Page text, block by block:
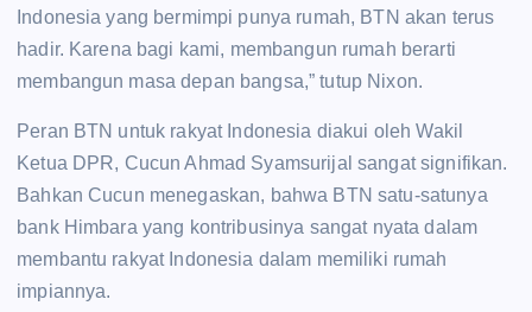
Indonesia yang bermimpi punya rumah, BTN akan terus
hadir. Karena bagi kami, membangun rumah berarti
membangun masa depan bangsa,” tutup Nixon.
Peran BTN untuk rakyat Indonesia diakui oleh Wakil
Ketua DPR, Cucun Ahmad Syamsurijal sangat signifikan.
Bahkan Cucun menegaskan, bahwa BTN satu-satunya
bank Himbara yang kontribusinya sangat nyata dalam
membantu rakyat Indonesia dalam memiliki rumah
impiannya.